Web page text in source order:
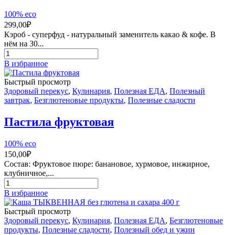
100% eco
299,00₽
Кэроб - суперфуд - натуральный заменитель какао & кофе. В
нём на 30...
Количество
товара
КЭРОБ
сушёные
стручки
рожкового
дерева,
суперфуд,
Турция,
В избранное
Быстрый просмотр
Здоровый перекус, Кулинария, Полезная ЕДА, Полезный
завтрак, Безглютеновые продукты, Полезные сладости
Пастила фруктовая
100% eco
150,00₽
Состав: Фруктовое пюре: банановое, хурмовое, инжирное,
клубничное,...
Количество
товара
Пастила
фруктовая
В избранное
Быстрый просмотр
Здоровый перекус, Кулинария, Полезная ЕДА, Безглютеновые
продукты, Полезные сладости, Полезный обед и ужин